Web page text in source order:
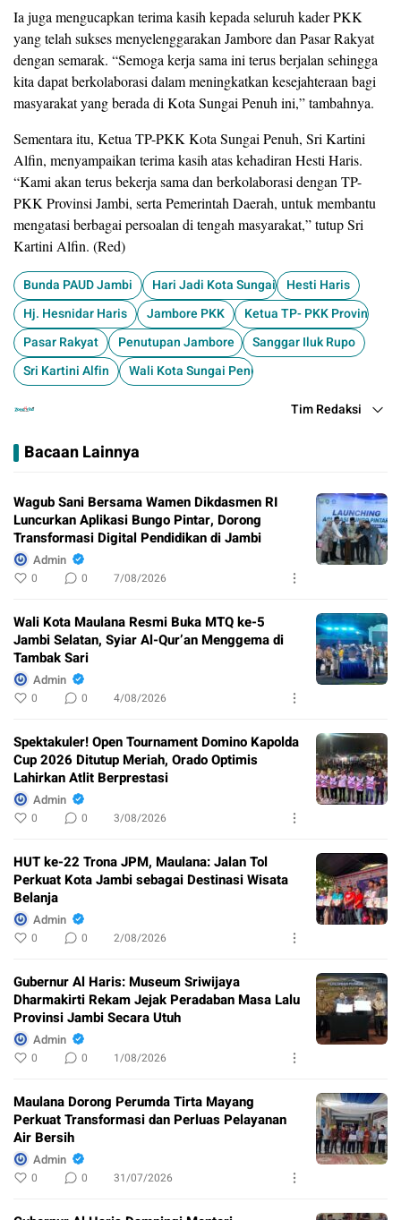
Ia juga mengucapkan terima kasih kepada seluruh kader PKK
yang telah sukses menyelenggarakan Jambore dan Pasar Rakyat
dengan semarak. “Semoga kerja sama ini terus berjalan sehingga
kita dapat berkolaborasi dalam meningkatkan kesejahteraan bagi
masyarakat yang berada di Kota Sungai Penuh ini,” tambahnya.
​Sementara itu, Ketua TP-PKK Kota Sungai Penuh, Sri Kartini
Alfin, menyampaikan terima kasih atas kehadiran Hesti Haris.
“Kami akan terus bekerja sama dan berkolaborasi dengan TP-
PKK Provinsi Jambi, serta Pemerintah Daerah, untuk membantu
mengatasi berbagai persoalan di tengah masyarakat,” tutup Sri
Kartini Alfin. (Red)
Bunda PAUD Jambi Hari Jadi Kota Sungai PenuhHesti Haris
Hj. Hesnidar Haris
Jambore PKK
Ketua TP- PKK Provinsi
Pasar Rakyat
Penutupan Jambore
Sanggar Iluk Rupo
Sri Kartini Alfin
Wali Kota Sungai Penuh Alfin
Tim Redaksi
Bacaan Lainnya
Wagub Sani Bersama Wamen Dikdasmen RI
Luncurkan Aplikasi Bungo Pintar, Dorong
Transformasi Digital Pendidikan di Jambi
Admin
0 0 7/08/2026
Wali Kota Maulana Resmi Buka MTQ ke-5
Jambi Selatan, Syiar Al-Qur’an Menggema di
Tambak Sari
Admin
0 0 4/08/2026
Spektakuler! Open Tournament Domino Kapolda
Cup 2026 Ditutup Meriah, Orado Optimis
Lahirkan Atlit Berprestasi
Admin
0 0 3/08/2026
HUT ke-22 Trona JPM, Maulana: Jalan Tol
Perkuat Kota Jambi sebagai Destinasi Wisata
Belanja
Admin
0 0 2/08/2026
Gubernur Al Haris: Museum Sriwijaya
Dharmakirti Rekam Jejak Peradaban Masa Lalu
Provinsi Jambi Secara Utuh
Admin
0 0 1/08/2026
Maulana Dorong Perumda Tirta Mayang
Perkuat Transformasi dan Perluas Pelayanan
Air Bersih
Admin
0 0 31/07/2026